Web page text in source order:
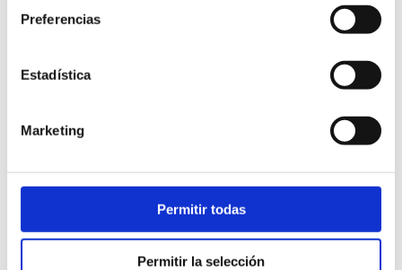
Preferencias
Estadística
Marketing
Permitir todas
Permitir la selección
Un capricho. La vida está llena de caprichos y este ha
sido uno que nos pidió un cliente. Quería una pieza
estancia que ya le habíamos hecho previamente. Este
perchero en forma de árbol mide 58×180. Un capricho